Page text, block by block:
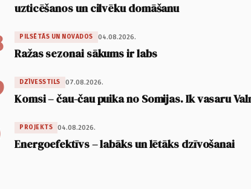
uzticēšanos un cilvēku domāšanu
PILSĒTĀS UN NOVADOS 04.08.2026.
Ražas sezonai sākums ir labs
DZĪVESSTILS 07.08.2026.
Komsi – čau-čau puika no Somijas. Ik vasaru
PROJEKTS 04.08.2026.
Energoefektīvs – labāks un lētāks dzīvošanai